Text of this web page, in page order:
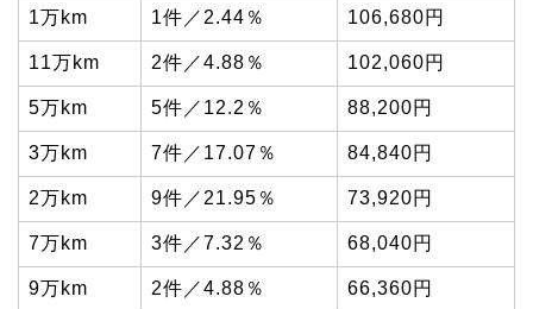
1万km 1件／2.44％ 106,680円
11万km 2件／4.88％ 102,060円
5万km 5件／12.2％ 88,200円
3万km 7件／17.07％ 84,840円
2万km 9件／21.95％ 73,920円
7万km 3件／7.32％ 68,040円
9万km 2件／4.88％ 66,360円